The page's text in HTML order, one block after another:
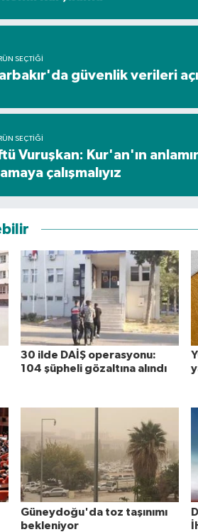
SEÇTIĞI
güvenlik verileri
SEÇTIĞI
Vuruşkan: Kur'an'ın
çalışmalıyız
30 ilde DAİŞ operasyonu:
104 şüpheli gözaltına alındı
Güneydoğu'da toz taşınımı
bekleniyor